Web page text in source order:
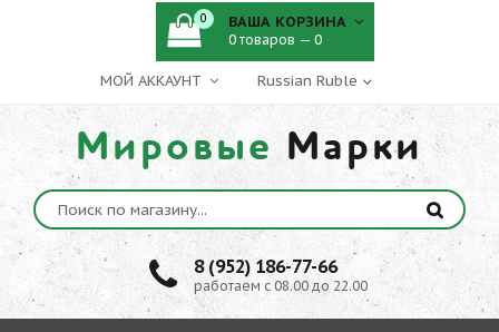
МОЙ АККАУНТ
Мировые Марки
8 (952) 186-77-66
работаем с 08.00 до 22.00
0 ВАША КОРЗИНА
0 товаров — 0